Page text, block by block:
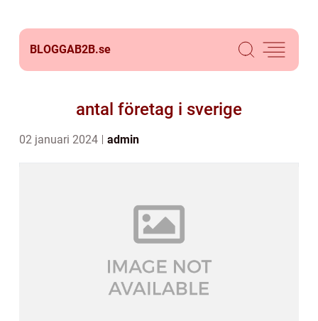
BLOGGAB2B.se
antal företag i sverige
02 januari 2024 admin